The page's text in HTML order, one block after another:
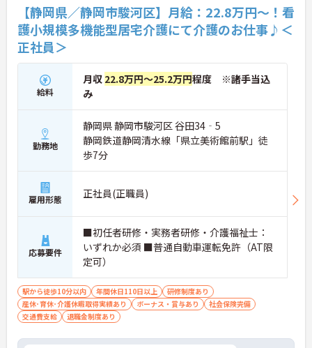
【静岡県／静岡市駿河区】月給：22.8万円～！看
護小規模多機能型居宅介護にて介護のお仕事♪＜
正社員＞
給料
月収 22.8万円～25.2万円程度 ※諸手当込
み
勤務地
静岡県 静岡市駿河区 谷田34‐5
静岡鉄道静岡清水線「県立美術館前駅」徒
歩7分
雇用形態 正社員(正職員)
応募要件
■初任者研修・実務者研修・介護福祉士：
いずれか必須 ■普通自動車運転免許（AT限
定可）
駅から徒歩10分以内 年間休日110日以上
研修制度あり
産休･育休･介護休暇取得実績あり
ボーナス・賞与あり
社会保険完備
交通費支給
退職金制度あり